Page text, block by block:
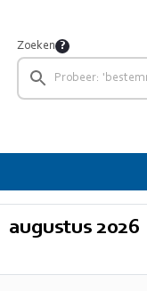
Zoeken
augustus 2026